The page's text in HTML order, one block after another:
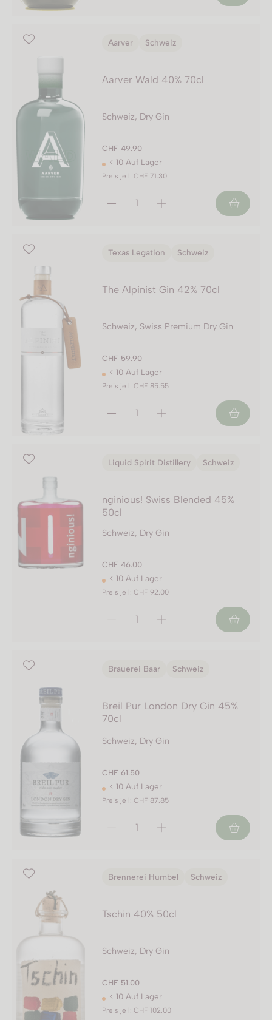
Aarver Schweiz
Aarver Wald 40% 70cl
Schweiz, Dry Gin
CHF 49.90
< 10 Auf Lager
Preis je l: CHF 71.30
Texas Legation Schweiz
The Alpinist Gin 42% 70cl
Schweiz, Swiss Premium Dry Gin
CHF 59.90
< 10 Auf Lager
Preis je l: CHF 85.55
Liquid Spirit Distillery Schweiz
nginious! Swiss Blended 45%
50cl
Schweiz, Dry Gin
CHF 46.00
< 10 Auf Lager
Preis je l: CHF 92.00
Brauerei Baar Schweiz
Breil Pur London Dry Gin 45%
70cl
Schweiz, Dry Gin
CHF 61.50
< 10 Auf Lager
Preis je l: CHF 87.85
Brennerei Humbel Schweiz
Tschin 40% 50cl
Schweiz, Dry Gin
CHF 51.00
< 10 Auf Lager
Preis je l: CHF 102.00